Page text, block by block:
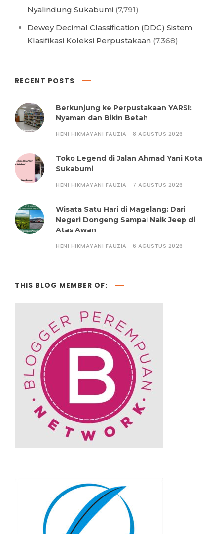
Nyalindung Sukabumi (7,791)
Dewey Decimal Classification (DDC) Sistem
Klasifikasi Koleksi Perpustakaan (7,368)
RECENT POSTS
Berkunjung ke Perpustakaan YARSI:
Nyaman dan Bikin Betah
HENI HIKMAYANI FAUZIA 8 AGUSTUS 2026
Toko Legend di Jalan Ahmad Yani Kota
Sukabumi
HENI HIKMAYANI FAUZIA 7 AGUSTUS 2026
Wisata Satu Hari di Magelang: Dari
Negeri Dongeng Sampai Naik Jeep di
Atas Awan
HENI HIKMAYANI FAUZIA 6 AGUSTUS 2026
THIS BLOG MEMBER OF: